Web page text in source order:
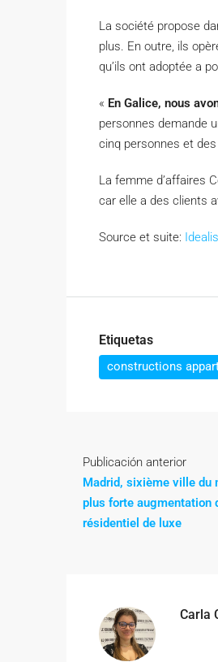
La société propose
plus. En outre, ils
qu’ils ont adoptée a
« En Galice, nous
personnes demande
cinq personnes et
La femme d’affaires
car elle a des clients
Source et suite:
Etiquetas
constructions
Publicación anterior
Madrid, sixième ville du
plus forte augmentation
résidentiel de luxe
Carla